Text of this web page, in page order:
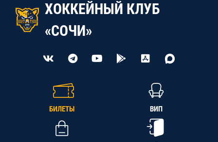
ХОККЕЙНЫЙ КЛУБ
«СОЧИ»
БИЛЕТЫ ВИП